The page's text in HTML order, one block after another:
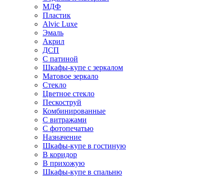
МДФ
Пластик
Alvic Luxe
Эмаль
Акрил
ДСП
С патиной
Шкафы-купе с зеркалом
Матовое зеркало
Стекло
Цветное стекло
Пескоструй
Комбинированные
С витражами
С фотопечатью
Назначение
Шкафы-купе в гостиную
В коридор
В прихожую
Шкафы-купе в спальню